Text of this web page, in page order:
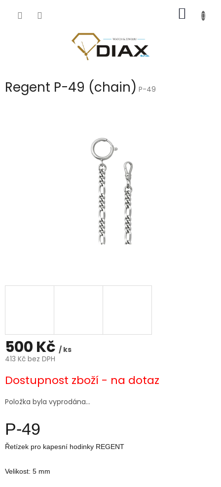
KOŠÍK
Regent P-49 (chain) P-49
500 Kč / ks
413 Kč bez DPH
cena:
Dostupnost zboží - na dotaz
Položka byla vyprodána…
P-49
Řetízek pro kapesní hodinky REGENT
Velikost: 5 mm